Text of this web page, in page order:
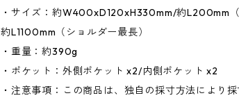
・サイズ：約W400xD120xH330mm/約L200mm
約L1100mm（ショルダー最長）
・重量：約390g
・ポケット：外側ポケット x2/内側ポケット x2
・注意事項：この商品は、独自の採寸方法により